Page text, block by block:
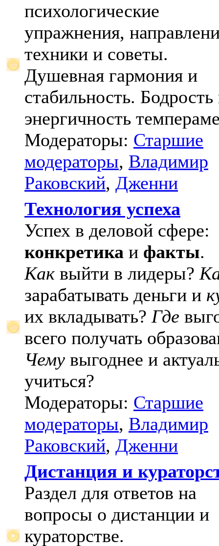
психологические
упражнения,
техники и советы.
Душевная гармония и
стабильность. Бодрость
энергичность
Модераторы: Старшие
модераторы, Владимир
Раковский, Дженни
Технология успеха
Успех в деловой сфере:
конкретика и факты.
Как выйти в лидеры?
зарабатывать деньги и
их вкладывать? Где
всего получать
Чему выгоднее и
учиться?
Модераторы: Старшие
модераторы, Владимир
Раковский, Дженни
Дистанция и
Раздел для ответов на
вопросы о дистанции и
кураторстве.